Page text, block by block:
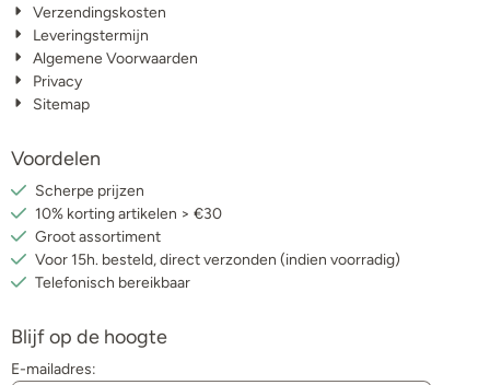
Verzendingskosten
Leveringstermijn
Algemene Voorwaarden
Privacy
Sitemap
Voordelen
Scherpe prijzen
10% korting artikelen > €30
Groot assortiment
Voor 15h. besteld, direct verzonden (indien voorradig)
Telefonisch bereikbaar
Blijf op de hoogte
E-mailadres: